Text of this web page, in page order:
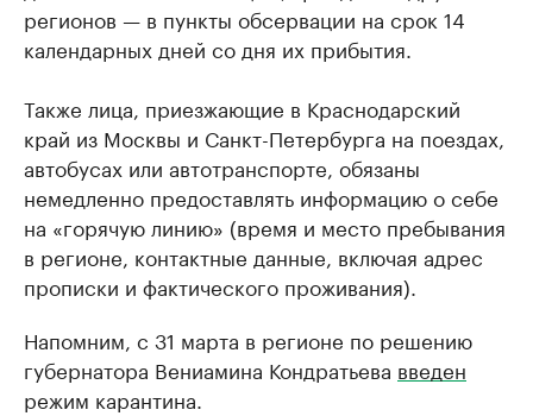
регионов — в пункты обсервации на срок 14
календарных дней со дня их прибытия.
Также лица, приезжающие в Краснодарский
край из Москвы и Санкт-Петербурга на поездах,
автобусах или автотранспорте, обязаны
немедленно предоставлять информацию о себе
на «горячую линию» (время и место пребывания
в регионе, контактные данные, включая адрес
прописки и фактического проживания).
Напомним, с 31 марта в регионе по решению
губернатора Вениамина Кондратьева введен
режим карантина.